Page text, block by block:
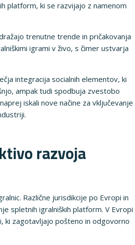
platform, ki se razvijajo z namenom
trenutne trende in pričakovanja
igrami v živo, s čimer ustvarja
integracija socialnih elementov, ki
ampak tudi spodbuja zvestobo
iskali nove načine za vključevanje
razvoja
Različne jurisdikcije po Evropi in
spletnih igralniških platform. V Evropi
ki zagotavljajo pošteno in odgovorno